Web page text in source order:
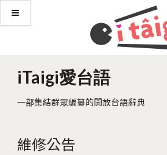
iTaigi愛台語
一部集結群眾編纂的開放台語辭典
維修公告